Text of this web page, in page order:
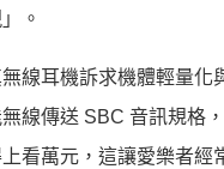
。
線耳機訴求機體輕量
線傳送 SBC 音訊規格
看萬元，這讓愛樂者經